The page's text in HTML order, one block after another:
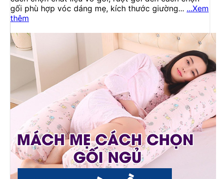
gối phù hợp vóc dáng mẹ, kích thước giường... ...Xem
thêm